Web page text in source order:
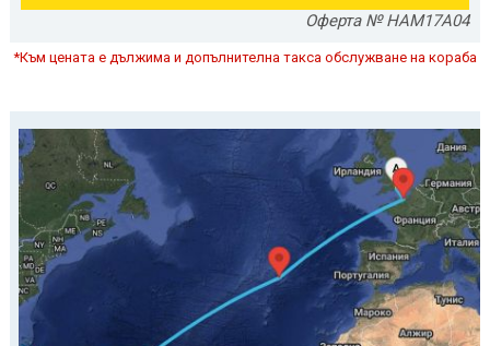
Оферта № HAM17A04
*Към цената е дължима и допълнителна такса обслужване на кораба